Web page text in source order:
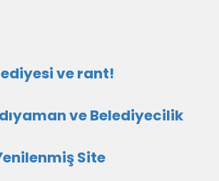
ve rant!
ve Belediyecilik
Site